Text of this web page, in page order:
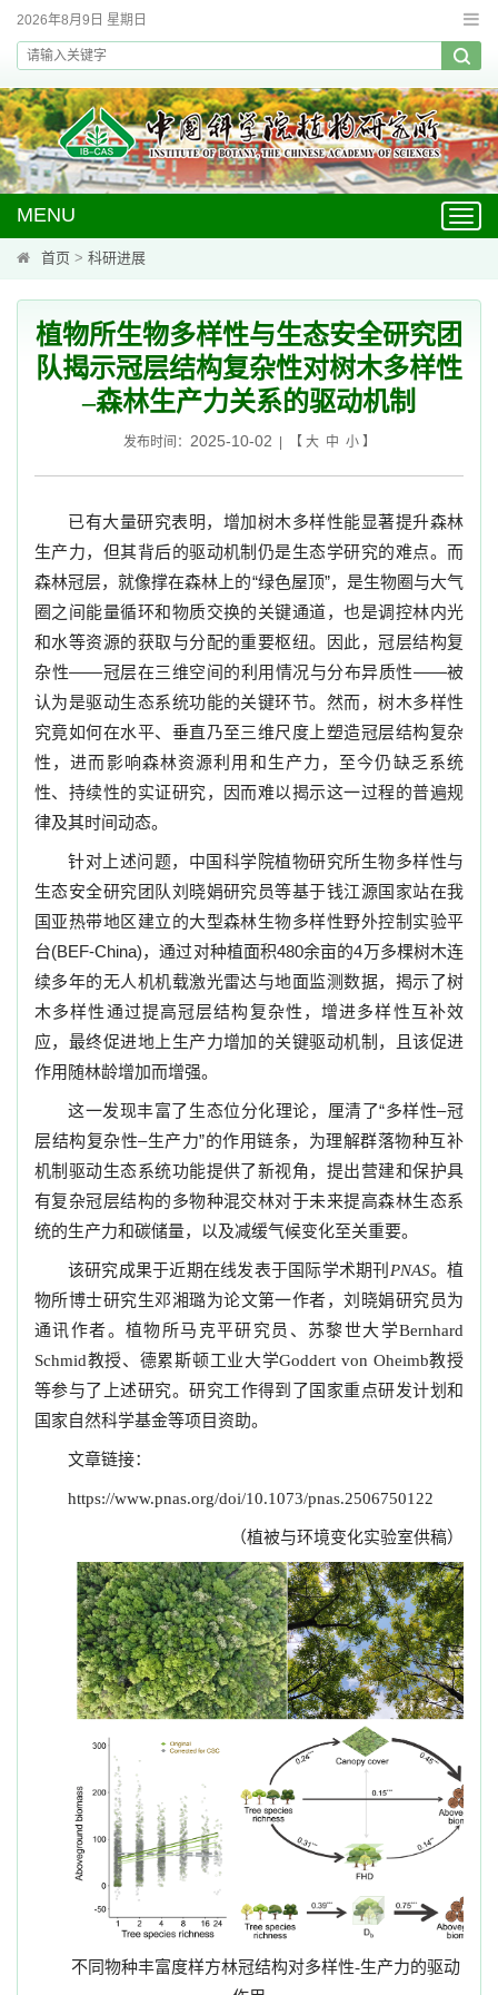
2026年8月9日 星期日
MENU
首页 > 科研进展
植物所生物多样性与生态安全研究团
队揭示冠层结构复杂性对树木多样性
–森林生产力关系的驱动机制
发布时间： 2025-10-02 | 【 大 中 小】
已有大量研究表明，增加树木多样性能显著提升森林
生产力，但其背后的驱动机制仍是生态学研究的难点。而
森林冠层，就像撑在森林上的“绿色屋顶”，是生物圈与大气
圈之间能量循环和物质交换的关键通道，也是调控林内光
和水等资源的获取与分配的重要枢纽。因此，冠层结构复
杂性——冠层在三维空间的利用情况与分布异质性——被
认为是驱动生态系统功能的关键环节。然而，树木多样性
究竟如何在水平、垂直乃至三维尺度上塑造冠层结构复杂
性，进而影响森林资源利用和生产力，至今仍缺乏系统
性、持续性的实证研究，因而难以揭示这一过程的普遍规
律及其时间动态。
针对上述问题，中国科学院植物研究所生物多样性与
生态安全研究团队刘晓娟研究员等基于钱江源国家站在我
国亚热带地区建立的大型森林生物多样性野外控制实验平
台(BEF-China)，通过对种植面积480余亩的4万多棵树木连
续多年的无人机机载激光雷达与地面监测数据，揭示了树
木多样性通过提高冠层结构复杂性，增进多样性互补效
应，最终促进地上生产力增加的关键驱动机制，且该促进
作用随林龄增加而增强。
这一发现丰富了生态位分化理论， 厘清了“多样性–冠
层结构复杂性–生产力”的作用链条， 为理解群落物种互补
机制驱动生态系统功能提供了新视角，提出营建和保护具
有复杂冠层结构的多物种混交林对于未来提高森林生态系
统的生产力和碳储量，以及减缓气候变化至关重要。
该研究成果于近期在线发表于国际学术期刊 PNAS。植
物所博士研究生邓湘璐为论文第一作者，刘晓娟研究员为
通讯作者。植物所马克平研究员、苏黎世大学Bernhard
Schmid教授、德累斯顿工业大学Goddert von Oheimb教授
等参与了上述研究。研究工作得到了国家重点研发计划和
国家自然科学基金等项目资助。
文章链接：
https://www.pnas.org/doi/10.1073/pnas.2506750122
（植被与环境变化实验室供稿）
不同物种丰富度样方林冠结构对多样性-生产力的驱动